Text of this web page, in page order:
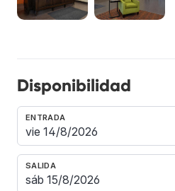
Disponibilidad
ENTRADA
SALIDA